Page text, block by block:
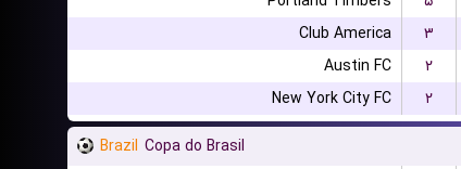
Club America
۳
Austin FC
۲
New York City FC
۲
Brazil Copa do Brasil